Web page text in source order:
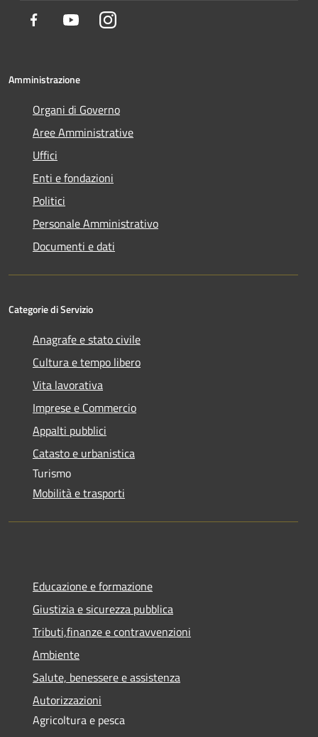
Facebook YoutubeInstagram
Amministrazione
Organi di Governo
Aree Amministrative
Uffici
Enti e fondazioni
Politici
Personale Amministrativo
Documenti e dati
Categorie di Servizio
Anagrafe e stato civile
Cultura e tempo libero
Vita lavorativa
Imprese e Commercio
Appalti pubblici
Catasto e urbanistica
Turismo
Mobilità e trasporti
Educazione e formazione
Giustizia e sicurezza pubblica
Tributi,finanze e contravvenzioni
Ambiente
Salute, benessere e assistenza
Autorizzazioni
Agricoltura e pesca